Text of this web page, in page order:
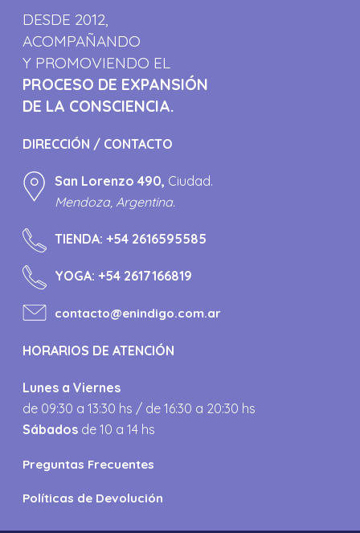
DESDE 2012,
ACOMPAÑANDO
Y PROMOVIENDO EL
PROCESO DE EXPANSIÓN
DE LA CONSCIENCIA.
DIRECCIÓN / CONTACTO
San Lorenzo 490, Ciudad.
Mendoza, Argentina.
TIENDA:+54 2616595585
YOGA:+54 2617166819
contacto@enindigo.com.ar
HORARIOS DE ATENCIÓN
Lunes a Viernes
de 09:30 a 13:30 hs / de 16:30 a 20:30 hs
Sábados de 10 a 14 hs
Preguntas Frecuentes
Políticas de Devolución